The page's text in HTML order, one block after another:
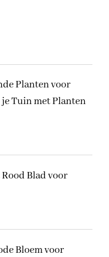
Planten voor
Tuin met Planten
Blad voor
Bloem voor